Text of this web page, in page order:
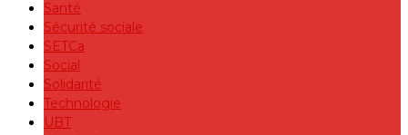
Santé
Sécurité sociale
SETCa
Social
Solidarité
Technologie
UBT